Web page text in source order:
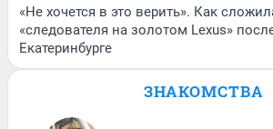
«Не хочется в это верить». Как
«следователя на золотом Lexus»
Екатеринбурге
ЗНАКОМСТВА